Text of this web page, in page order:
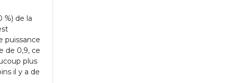
%) de la
puissance
de 0,9, ce
plus
il y a de